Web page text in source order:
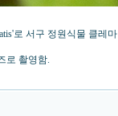
로 서구 정원식물 클레
로 촬영함.